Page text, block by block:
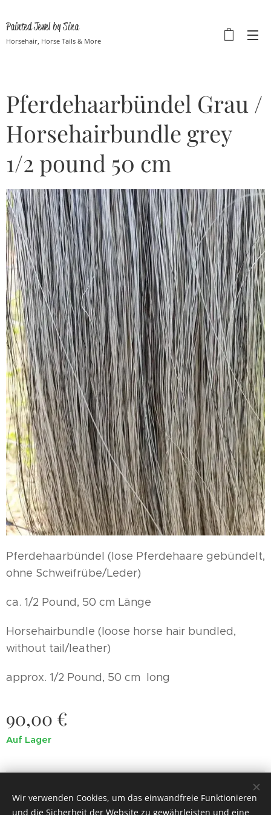
Painted Jewel by Sina
Horsehair, Horse Tails & More
Pferdehaarbündel Grau /
Horsehairbundle grey
1/2 pound 50 cm
Pferdehaarbündel (lose Pferdehaare gebündelt,
ohne Schweifrübe/Leder)
ca. 1/2 Pound, 50 cm Länge
Horsehairbundle (loose horse hair bundled,
without tail/leather)
approx. 1/2 Pound, 50 cm long
90,00 €
Auf Lager
Cookies
Wir verwenden Cookies, um das einwandfreie Funktionieren
und die Sicherheit der Website zu gewährleisten und eine